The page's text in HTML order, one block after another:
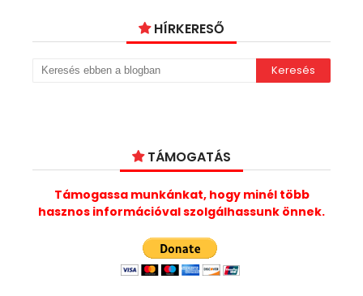
HÍRKERESŐ
TÁMOGATÁS
Támogassa munkánkat, hogy minél több
hasznos információval szolgálhassunk önnek.